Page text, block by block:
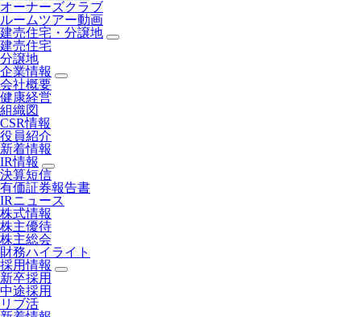
オーナーズクラブ
ルームツアー動画
建売住宅・分譲地
建売住宅
分譲地
企業情報
会社概要
健康経営
組織図
CSR情報
役員紹介
新着情報
IR情報
決算短信
有価証券報告書
IRニュース
株式情報
株主優待
株主総会
財務ハイライト
採用情報
新卒採用
中途採用
リブ活